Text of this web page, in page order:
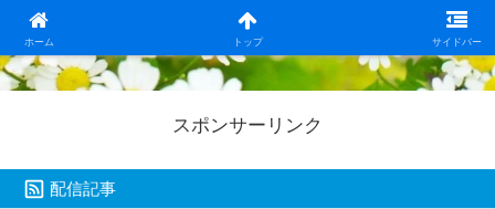
ホーム トップ サイドバー
日本第一！ニュース録
スポンサーリンク
配信記事